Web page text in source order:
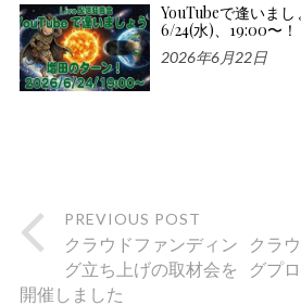
YouTubeで逢いま
6/24(水)、19:00〜！
2026年6月22日
PREVIOUS POST
クラウドファンディン
グ立ち上げの取材会を
開催しました
クラ
グプ